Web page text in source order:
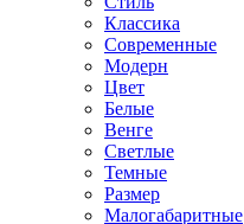
Классика
Современные
Модерн
Цвет
Белые
Венге
Светлые
Темные
Размер
Малогабаритные